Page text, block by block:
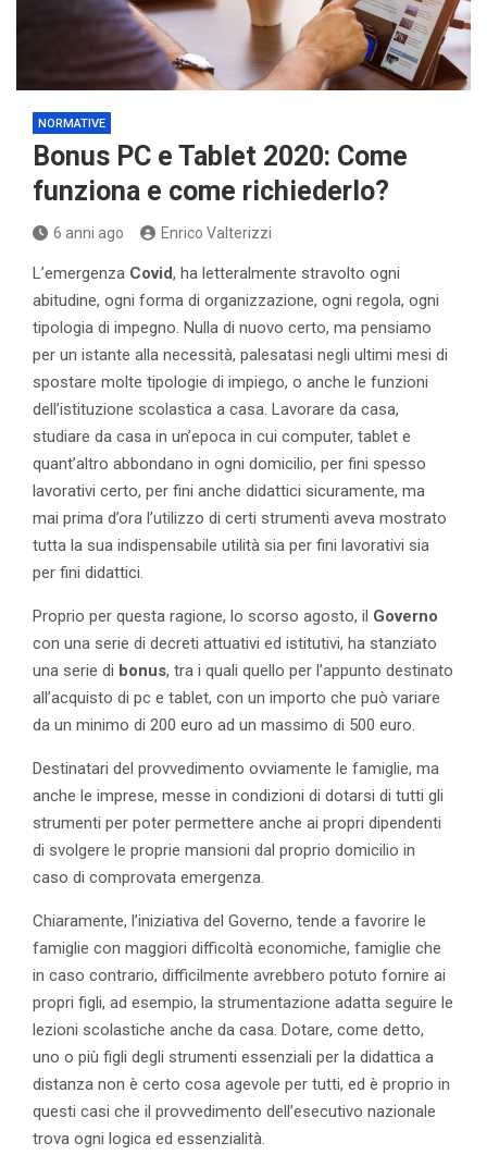
NORMATIVE
Bonus PC e Tablet 2020: Come
funziona e come richiederlo?
6 anni ago Enrico Valterizzi
L’emergenza Covid, ha letteralmente stravolto ogni
abitudine, ogni forma di organizzazione, ogni regola, ogni
tipologia di impegno. Nulla di nuovo certo, ma pensiamo
per un istante alla necessità, palesatasi negli ultimi mesi di
spostare molte tipologie di impiego, o anche le funzioni
dell’istituzione scolastica a casa. Lavorare da casa,
studiare da casa in un’epoca in cui computer, tablet e
quant’altro abbondano in ogni domicilio, per fini spesso
lavorativi certo, per fini anche didattici sicuramente, ma
mai prima d’ora l’utilizzo di certi strumenti aveva mostrato
tutta la sua indispensabile utilità sia per fini lavorativi sia
per fini didattici.
Proprio per questa ragione, lo scorso agosto, il Governo
con una serie di decreti attuativi ed istitutivi, ha stanziato
una serie di bonus, tra i quali quello per l’appunto destinato
all’acquisto di pc e tablet, con un importo che può variare
da un minimo di 200 euro ad un massimo di 500 euro.
Destinatari del provvedimento ovviamente le famiglie, ma
anche le imprese, messe in condizioni di dotarsi di tutti gli
strumenti per poter permettere anche ai propri dipendenti
di svolgere le proprie mansioni dal proprio domicilio in
caso di comprovata emergenza.
Chiaramente, l’iniziativa del Governo, tende a favorire le
famiglie con maggiori difficoltà economiche, famiglie che
in caso contrario, difficilmente avrebbero potuto fornire ai
propri figli, ad esempio, la strumentazione adatta seguire le
lezioni scolastiche anche da casa. Dotare, come detto,
uno o più figli degli strumenti essenziali per la didattica a
distanza non è certo cosa agevole per tutti, ed è proprio in
questi casi che il provvedimento dell’esecutivo nazionale
trova ogni logica ed essenzialità.